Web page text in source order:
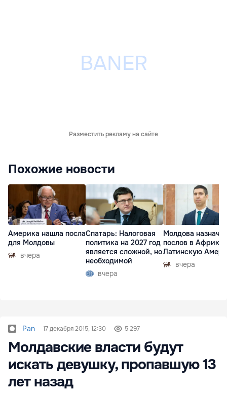
Разместить рекламу на сайте
Похожие новости
Америка нашла посла
для Молдовы
вчера
Спатарь: Налоговая
политика на 2027 год
является сложной, но
необходимой
вчера
Молдова
послов в Африку
Латинскую
вчера
Pan 17 декабря 2015, 12:30 5 297
Молдавские власти будут
искать девушку, пропавшую 13
лет назад